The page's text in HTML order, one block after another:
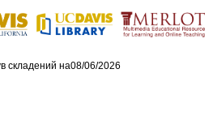
складений на08/06/2026